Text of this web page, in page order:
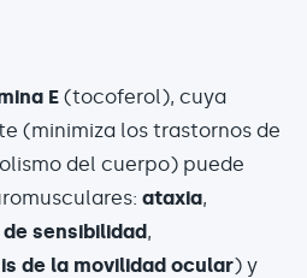
E (tocoferol), cuya
(minimiza los trastornos de
del cuerpo) puede
ataxia,
sensibilidad,
de la movilidad ocular) y